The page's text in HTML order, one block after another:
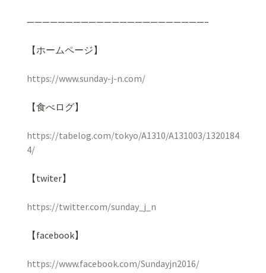
———————————————————————–
【ホームページ】
https://www.sunday-j-n.com/
【食べログ】
https://tabelog.com/tokyo/A1310/A131003/1320184
4/
【twiter】
https://twitter.com/sunday_j_n
【facebook】
https://www.facebook.com/Sundayjn2016/